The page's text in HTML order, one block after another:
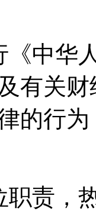
中华人
有关
的行为
责，